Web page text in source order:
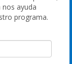
ayuda
programa.